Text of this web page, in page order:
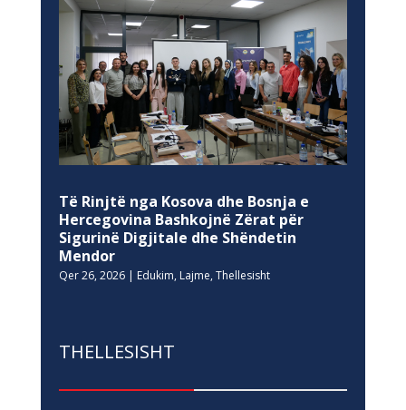
Të Rinjtë nga Kosova dhe Bosnja e
Hercegovina Bashkojnë Zërat për
Sigurinë Digjitale dhe Shëndetin
Mendor
Qer 26, 2026| Edukim, Lajme, Thellesisht
THELLESISHT